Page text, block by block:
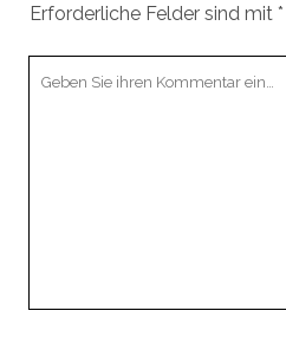
Erforderliche Felder sind mit *